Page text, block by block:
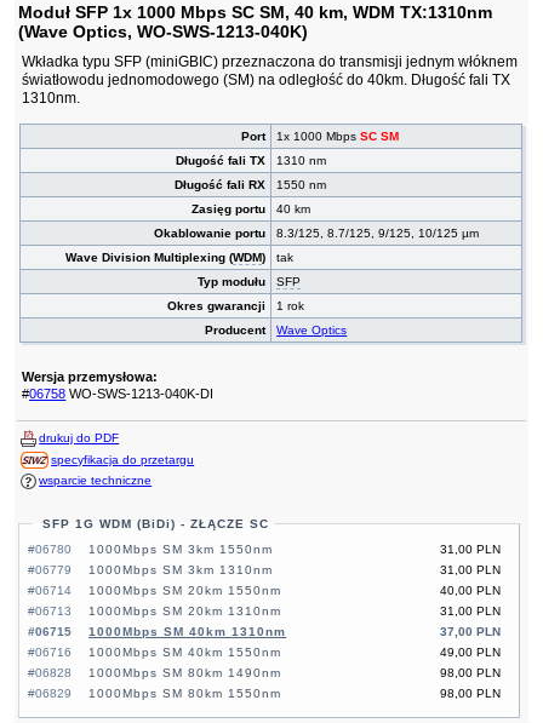
Moduł SFP 1x 1000 Mbps SC SM, 40 km, WDM TX:1310nm
(Wave Optics, WO-SWS-1213-040K)
Wkładka typu SFP (miniGBIC) przeznaczona do transmisji jednym włóknem
światłowodu jednomodowego (SM) na odległość do 40km. Długość fali TX
1310nm.
Port 1x 1000 MbpsSC SM
Długość fali TX
1310 nm
Długość fali RX
1550 nm
Zasięg portu
40 km
Okablowanie portu
8.3/125, 8.7/125, 9/125, 10/125 µm
Wave Division Multiplexing (WDM)
tak
Typ modułu
SFP
Okres gwarancji
1 rok
Producent
Wave Optics
Wersja przemysłowa:
#06758 WO-SWS-1213-040K-DI
drukuj do PDF
specyfikacja do przetargu
wsparcie techniczne
SFP 1G WDM (BiDi) - ZŁĄCZE SC
#06780
31,00 PLN
1000Mbps SM 3km 1550nm
#06779
31,00 PLN
1000Mbps SM 3km 1310nm
#06714
40,00 PLN
1000Mbps SM 20km 1550nm
#06713
31,00 PLN
1000Mbps SM 20km 1310nm
#06715
37,00 PLN
1000Mbps SM 40km 1310nm
#06716
49,00 PLN
1000Mbps SM 40km 1550nm
#06828
98,00 PLN
1000Mbps SM 80km 1490nm
#06829
98,00 PLN
1000Mbps SM 80km 1550nm